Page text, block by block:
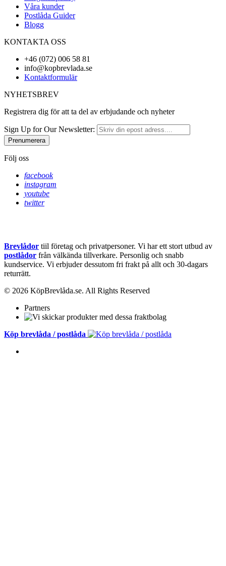
Våra kunder
Postlåda Guider
Blogg
KONTAKTA OSS
+46 (072) 006 58 81
info@kopbrevlada.se
Kontaktformulär
NYHETSBREV
Registrera dig för att ta del av erbjudande och nyheter
Sign Up for Our Newsletter:
Prenumerera
Följ oss
facebook
instagram
youtube
twitter
Brevlådor tiil företag och privatpersoner. Vi har ett stort utbud av
postlådor från välkända tillverkare. Personlig och snabb
kundservice. Vi erbjuder dessutom fri frakt på allt och 30-dagars
returrätt.
© 2026 KöpBrevlåda.se. All Rights Reserved
Partners
Köp brevlåda / postlåda